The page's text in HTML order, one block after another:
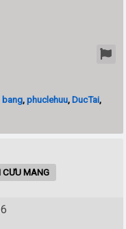
bang,phuclehuu,DucTai,
CƯU MANG